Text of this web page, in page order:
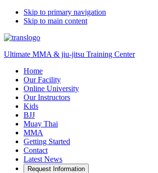
Skip to primary navigation
Skip to main content
Ultimate MMA & jiu-jitsu Training Center
Home
Our Facility
Online University
Our Instructors
Kids
BJJ
Muay Thai
MMA
Getting Started
Contact
Latest News
Request Information